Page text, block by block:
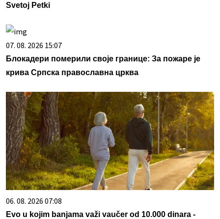
Svetoj Petki
07. 08. 2026 15:07
Блокадери померили своје границе: За пожаре је
крива Српска православна црква
06. 08. 2026 07:08
Evo u kojim banjama važi vaučer od 10.000 dinara -